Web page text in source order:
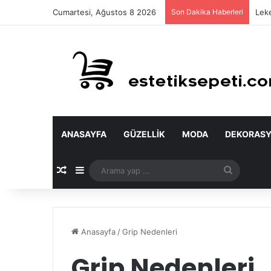
Cumartesi, Ağustos 8 2026 Son Dakika Haberleri
ANASAYFA GÜZELLIK MODA
Rastgele Makale
Kenar Bölmesi
yap
Anasayfa /Grip Nedenleri